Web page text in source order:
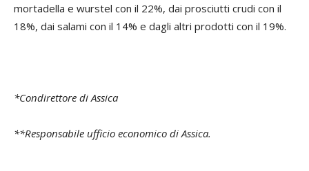
mortadella e wurstel con il 22%, dai prosciutti crudi con il
18%, dai salami con il 14% e dagli altri prodotti con il 19%.
*Condirettore di Assica
**Responsabile ufficio economico di Assica.